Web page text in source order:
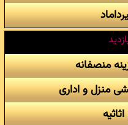
منصفانه
منزل و اداری